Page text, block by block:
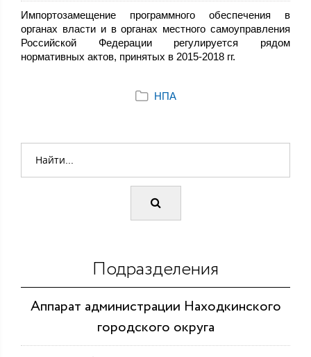
Импортозамещение программного обеспечения в
органах власти и в органах местного самоуправления
Российской Федерации регулируется рядом
нормативных актов, принятых в 2015-2018 гг.
НПА
Подразделения
Аппарат администрации Находкинского
городского округа